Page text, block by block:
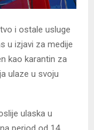
i ostale usluge
u izjavi za medije
kao karantin za
ulaze u svoju
ulaska u